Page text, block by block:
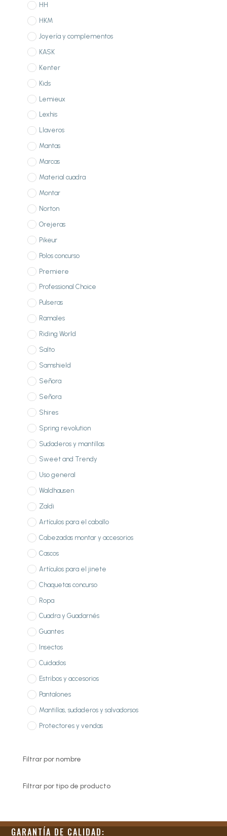
HH
HKM
Joyería y complementos
KASK
Kenter
Kids
Lemieux
Lexhis
Llaveros
Mantas
Marcas
Material cuadra
Montar
Norton
Orejeras
Pikeur
Polos concurso
Premiere
Professional Choice
Pulseras
Ramales
Riding World
Salto
Samshield
Señora
Señora
Shires
Spring revolution
Sudaderos y mantillas
Sweet and Trendy
Uso general
Waldhausen
Zaldi
Artículos para el caballo
Cabezadas montar y accesorios
Cascos
Artículos para el jinete
Chaquetas concurso
Ropa
Cuadra y Guadarnés
Guantes
Insectos
Cuidados
Estribos y accesorios
Pantalones
Mantillas, sudaderos y salvadorsos
Protectores y vendas
Filtrar por nombre
Filtrar por tipo de producto
GARANTÍA DE CALIDAD: